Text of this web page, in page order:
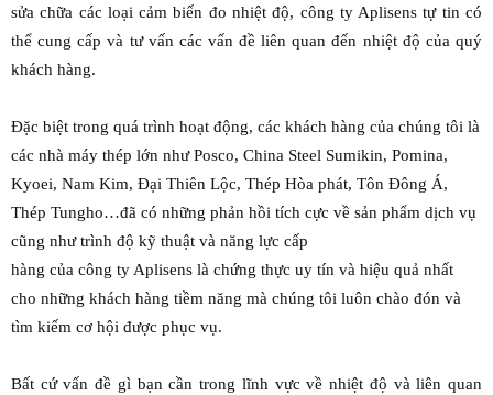
sửa chữa các loại cảm biến đo nhiệt độ, công ty Aplisens tự tin có
thể cung cấp và tư vấn các vấn đề liên quan đến nhiệt độ của quý
khách hàng.
Đặc biệt trong quá trình hoạt động, các khách hàng của chúng tôi là
các nhà máy thép lớn như Posco, China Steel Sumikin, Pomina,
Kyoei, Nam Kim, Đại Thiên Lộc, Thép Hòa phát, Tôn Đông Á,
Thép Tungho…đã có những phản hồi tích cực về sản phẩm dịch vụ
cũng như trình độ kỹ thuật và năng lực cấp
hàng của công ty Aplisens là chứng thực uy tín và hiệu quả nhất
cho những khách hàng tiềm năng mà chúng tôi luôn chào đón và
tìm kiếm cơ hội được phục vụ.
Bất cứ vấn đề gì bạn cần trong lĩnh vực về nhiệt độ và liên quan